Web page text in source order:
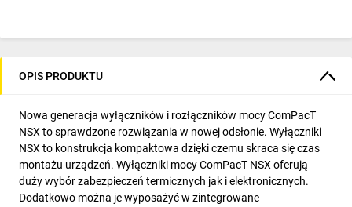
OPIS PRODUKTU
Nowa generacja wyłączników i rozłączników mocy ComPacT
NSX to sprawdzone rozwiązania w nowej odsłonie. Wyłączniki
NSX to konstrukcja kompaktowa dzięki czemu skraca się czas
montażu urządzeń. Wyłączniki mocy ComPacT NSX oferują
duży wybór zabezpieczeń termicznych jak i elektronicznych.
Dodatkowo można je wyposażyć w zintegrowane